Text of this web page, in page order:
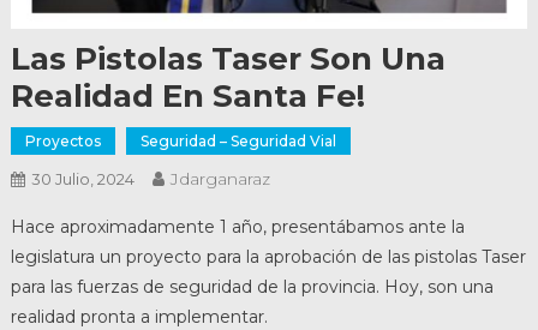
Las Pistolas Taser Son Una
Realidad En Santa Fe!
Proyectos Seguridad – Seguridad Vial
30 Julio, 2024 Jdarganaraz
Hace aproximadamente 1 año, presentábamos ante la
legislatura un proyecto para la aprobación de las pistolas Taser
para las fuerzas de seguridad de la provincia. Hoy, son una
realidad pronta a implementar.